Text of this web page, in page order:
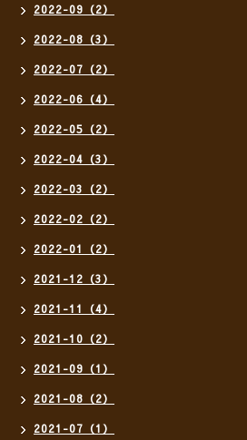
2022-09（2）
2022-08（3）
2022-07（2）
2022-06（4）
2022-05（2）
2022-04（3）
2022-03（2）
2022-02（2）
2022-01（2）
2021-12（3）
2021-11（4）
2021-10（2）
2021-09（1）
2021-08（2）
2021-07（1）